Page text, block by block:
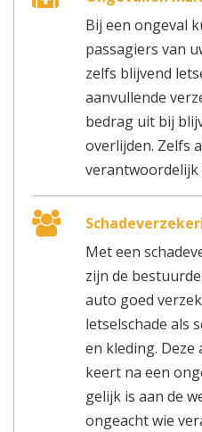
Bij een ongeval
passagiers van
zelfs blijvend
aanvullende
bedrag uit bij
overlijden. Zelfs
verantwoordelijk
Met een
zijn de
auto goed
letselschade als
en kleding.
keert na een
gelijk is aan de
ongeacht wie